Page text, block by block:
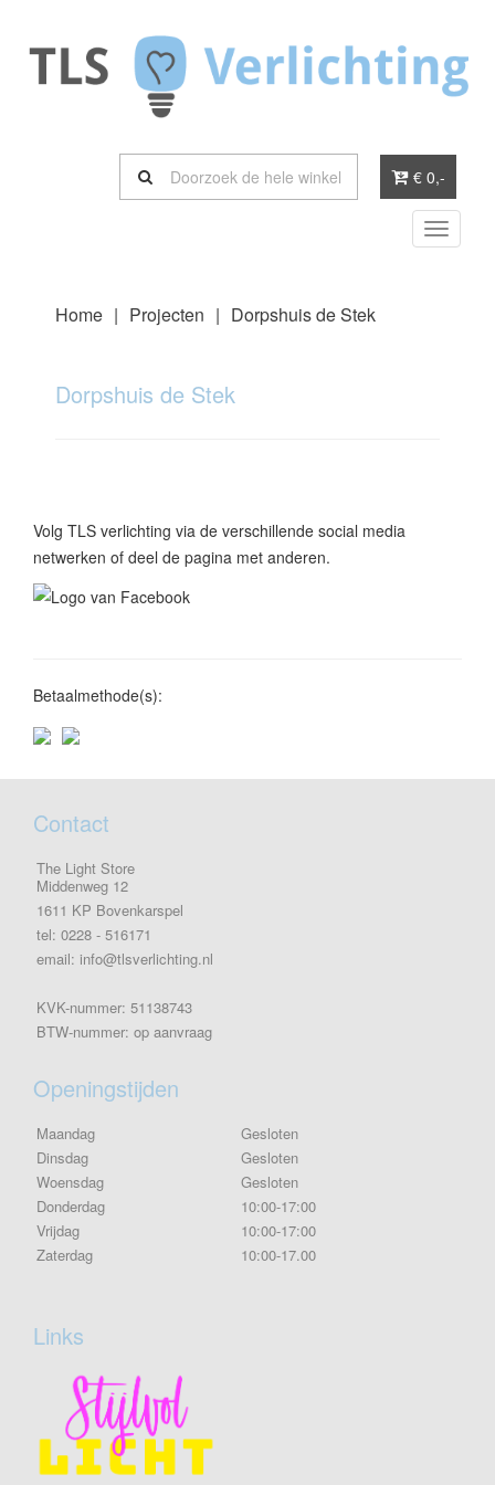
€ 0,-
Toggle
Home | Projecten | Dorpshuis de Stek
Dorpshuis de Stek
Volg TLS verlichting via de verschillende social media
netwerken of deel de pagina met anderen.
Betaalmethode(s):
Contact
The Light Store
Middenweg 12
1611 KP Bovenkarspel
tel: 0228 - 516171
email: info@tlsverlichting.nl
KVK-nummer: 51138743
BTW-nummer: op aanvraag
Openingstijden
Maandag
Gesloten
Dinsdag
Gesloten
Woensdag
Gesloten
Donderdag
10:00-17:00
Vrijdag
10:00-17:00
Zaterdag
10:00-17.00
Links